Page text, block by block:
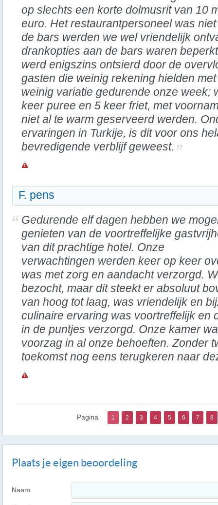
op slechts een korte dolmusrit van 10
euro. Het restaurantpersoneel was
de bars werden we wel vriendelijk
drankopties aan de bars waren
werd enigszins ontsierd door de
gasten die weinig rekening hielden
weinig variatie gedurende onze week;
keer puree en 5 keer friet, met
niet al te warm geserveerd werden.
ervaringen in Turkije, is dit voor ons
bevredigende verblijf geweest.
F. pens
Gedurende elf dagen hebben we
genieten van de voortreffelijke
van dit prachtige hotel. Onze
verwachtingen werden keer op keer
was met zorg en aandacht verzorgd.
bezocht, maar dit steekt er absoluut
van hoog tot laag, was vriendelijk en
culinaire ervaring was voortreffelijk en
in de puntjes verzorgd. Onze kamer
voorzag in al onze behoeften. Zonder
toekomst nog eens terugkeren naar
Pagina 1 2 3 4 5 6 7 8
Plaats je eigen beoordeling
Naam